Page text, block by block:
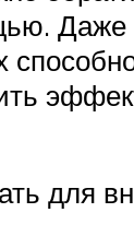
Даже
для